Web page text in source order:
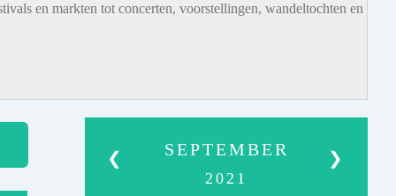
en markten tot concerten, voorstellingen, wandeltochten en
❮ ❯
SEPTEMBER
2021